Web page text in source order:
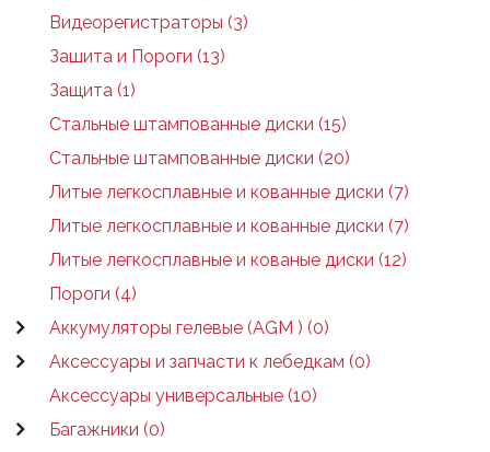
Видеорегистраторы (3)
Зашита и Пороги (13)
Защита (1)
Стальные штампованные диски (15)
Стальные штампованные диски (20)
Литые легкосплавные и кованные диски (7)
Литые легкосплавные и кованные диски (7)
Литые легкосплавные и кованые диски (12)
Пороги (4)
Аккумуляторы гелевые (AGM ) (0)
Аксессуары и запчасти к лебедкам (0)
Аксессуары универсальные (10)
Багажники (0)